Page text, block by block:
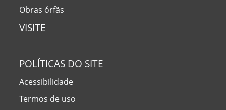
Obras órfãs
VISITE
POLÍTICAS DO SITE
Acessibilidade
Termos de uso